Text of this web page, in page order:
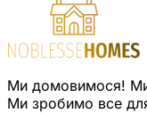
Ми домовимося!
Ми зробимо все